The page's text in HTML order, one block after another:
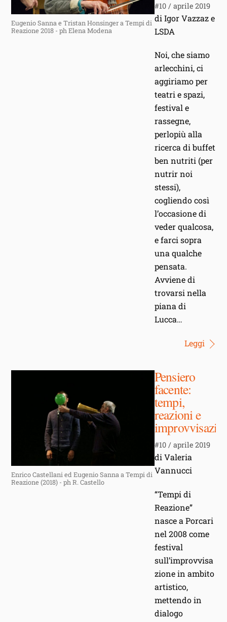
Eugenio Sanna e Tristan Honsinger a Tempi di
Reazione 2018 - ph Elena Modena
#10 / aprile 2019
di Igor Vazzaz e
LSDA
Noi, che siamo
arlecchini, ci
aggiriamo per
teatri e spazi,
festival e
rassegne,
perlopiù alla
ricerca di buffet
ben nutriti (per
nutrir noi
stessi),
cogliendo così
l’occasione di
veder qualcosa,
e farci sopra
una qualche
pensata.
Avviene di
trovarsi nella
piana di
Lucca…
Leggi
Enrico Castellani ed Eugenio Sanna a Tempi di
Reazione (2018) - ph R. Castello
Pensiero
facente:
tempi,
reazioni e
#10 / aprile 2019
di Valeria
Vannucci
“Tempi di
Reazione”
nasce a Porcari
nel 2008 come
festival
sull’improvvisa
zione in ambito
artistico,
mettendo in
dialogo